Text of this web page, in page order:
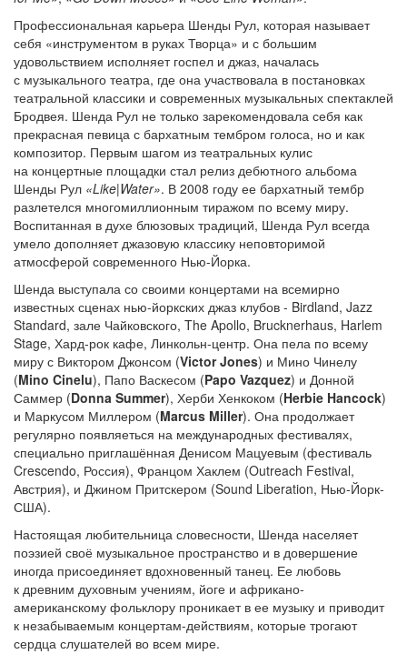
Профессиональная карьера Шенды Рул, которая называет
себя «инструментом в руках Творца» и с большим
удовольствием исполняет госпел и джаз, началась
с музыкального театра, где она участвовала в постановках
театральной классики и современных музыкальных спектаклей
Бродвея. Шенда Рул не только зарекомендовала себя как
прекрасная певица с бархатным тембром голоса, но и как
композитор. Первым шагом из театральных кулис
на концертные площадки стал релиз дебютного альбома
Шенды Рул «Like|Water». В 2008 году ее бархатный тембр
разлетелся многомиллионным тиражом по всему миру.
Воспитанная в духе блюзовых традиций, Шенда Рул всегда
умело дополняет джазовую классику неповторимой
атмосферой современного Нью-Йорка.
Шенда выступала со своими концертами на всемирно
известных сценах нью-йоркских джаз клубов - Birdland, Jazz
Standard, зале Чайковского, The Apollo, Brucknerhaus, Harlem
Stage, Хард-рок кафе, Линкольн-центр. Она пела по всему
миру с Виктором Джонсом (Victor Jones) и Мино Чинелу
(Mino Cinelu), Папо Васкесом (Papo Vazquez) и Донной
Саммер (Donna Summer), Херби Хенкоком (Herbie Hancock)
и Маркусом Миллером (Marcus Miller). Она продолжает
регулярно появляеться на международных фестивалях,
специально приглашённая Денисом Мацуевым (фестиваль
Crescendo, Россия), Францом Хаклем (Outreach Festival,
Австрия), и Джином Притскером (Sound Liberation, Нью-Йорк-
США).
Настоящая любительница словесности, Шенда населяет
поэзией своё музыкальное пространство и в довершение
иногда присоединяет вдохновенный танец. Ее любовь
к древним духовным учениям, йоге и африкано-
американскому фольклору проникает в ее музыку и приводит
к незабываемым концертам-действиям, которые трогают
сердца слушателей во всем мире.